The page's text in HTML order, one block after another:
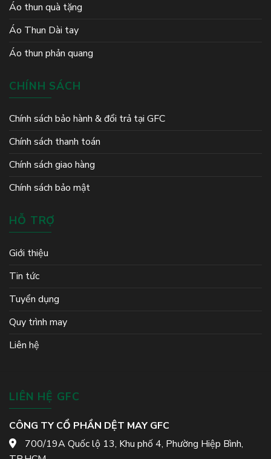
Áo thun quà tặng
Áo Thun Dài tay
Áo thun phản quang
CHÍNH SÁCH
Chính sách bảo hành & đổi trả tại GFC
Chính sách thanh toán
Chính sách giao hàng
Chính sách bảo mật
HỖ TRỢ
Giới thiệu
Tin tức
Tuyển dụng
Quy trình may
Liên hệ
LIÊN HỆ GFC
CÔNG TY CỔ PHẦN DỆT MAY GFC
700/19A Quốc lộ 13, Khu phố 4, Phường Hiệp Bình,